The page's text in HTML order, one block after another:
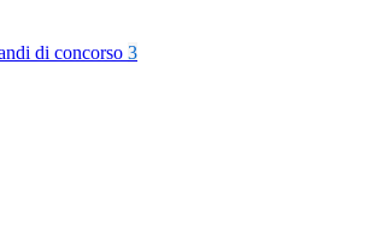
di concorso 3